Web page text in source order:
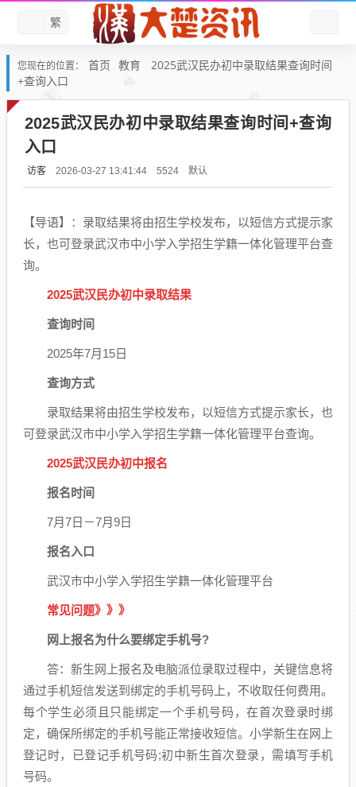
繁
您现在的位置： 首页 教育
2025武汉民办初中录取结果查询时间
+查询入口
2025武汉民办初中录取结果查询时间+查询
入口
访客 2026-03-27 13:41:44 5524 默认
【导语】：录取结果将由招生学校发布，以短信方式提示家
长，也可登录武汉市中小学入学招生学籍一体化管理平台查
询。
2025武汉民办初中录取结果
查询时间
2025年7月15日
查询方式
录取结果将由招生学校发布，以短信方式提示家长，也
可登录武汉市中小学入学招生学籍一体化管理平台查询。
2025武汉民办初中报名
报名时间
7月7日－7月9日
报名入口
武汉市中小学入学招生学籍一体化管理平台
常见问题》》》
网上报名为什么要绑定手机号?
答：新生网上报名及电脑派位录取过程中，关键信息将
通过手机短信发送到绑定的手机号码上，不收取任何费用。
每个学生必须且只能绑定一个手机号码，在首次登录时绑
定，确保所绑定的手机号能正常接收短信。小学新生在网上
登记时，已登记手机号码;初中新生首次登录，需填写手机
号码。